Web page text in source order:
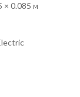
× 0.085 м